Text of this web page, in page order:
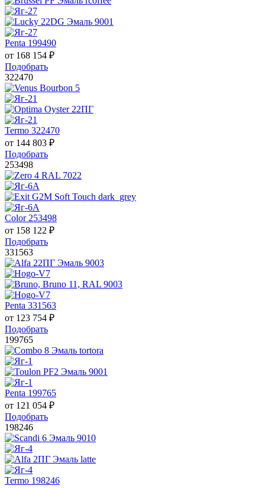
Penta 199490
от 168 154 ₽
Подобрать
322470
Termo 322470
от 144 803 ₽
Подобрать
253498
Color 253498
от 158 122 ₽
Подобрать
331563
Penta 331563
от 123 754 ₽
Подобрать
199765
Penta 199765
от 121 054 ₽
Подобрать
198246
Termo 198246